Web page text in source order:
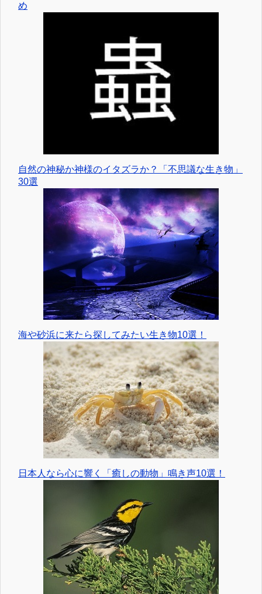
め
自然の神秘か神様のイタズラか？「不思議な生き物」
30選
海や砂浜に来たら探してみたい生き物10選！
日本人なら心に響く「癒しの動物」鳴き声10選！